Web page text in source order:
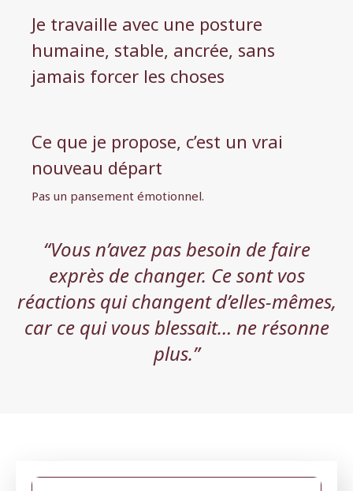
Je travaille avec une posture
humaine, stable, ancrée, sans
jamais forcer les choses
Ce que je propose, c’est un vrai
nouveau départ
Pas un pansement émotionnel.
“Vous n’avez pas besoin de faire
exprès de changer. Ce sont vos
réactions qui changent d’elles-mêmes,
car ce qui vous blessait… ne résonne
plus.”